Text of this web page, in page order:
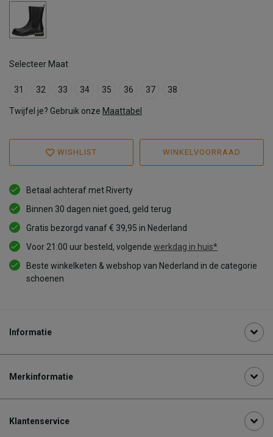
Selecteer Maat
31 32 33 34 35 36 37 38
Twijfel je? Gebruik onze Maattabel
WISHLIST WINKELVOORRAAD
Betaal achteraf met Riverty
Binnen 30 dagen niet goed, geld terug
Gratis bezorgd vanaf € 39,95 in Nederland
Voor 21:00 uur besteld, volgende werkdag in huis*
Beste winkelketen & webshop van Nederland in de categorie
schoenen
Informatie
Merkinformatie
Klantenservice